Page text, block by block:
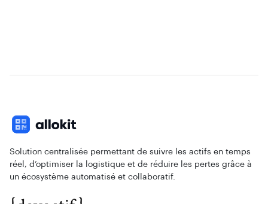
Solution centralisée permettant de suivre les actifs en temps
réel, d’optimiser la logistique et de réduire les pertes grâce à
un écosystème automatisé et collaboratif.